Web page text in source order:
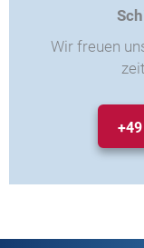
Wir freuen